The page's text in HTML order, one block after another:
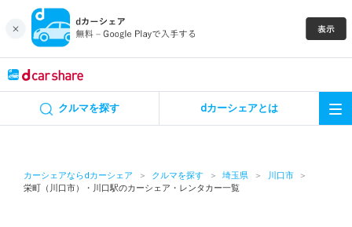
クルマを探す dカーシェアとは
カーシェアならdカーシェア クルマを探す 埼玉県
川口市
栄町（川口市）・川口駅のカーシェア・レンタカー一覧
カーシェア